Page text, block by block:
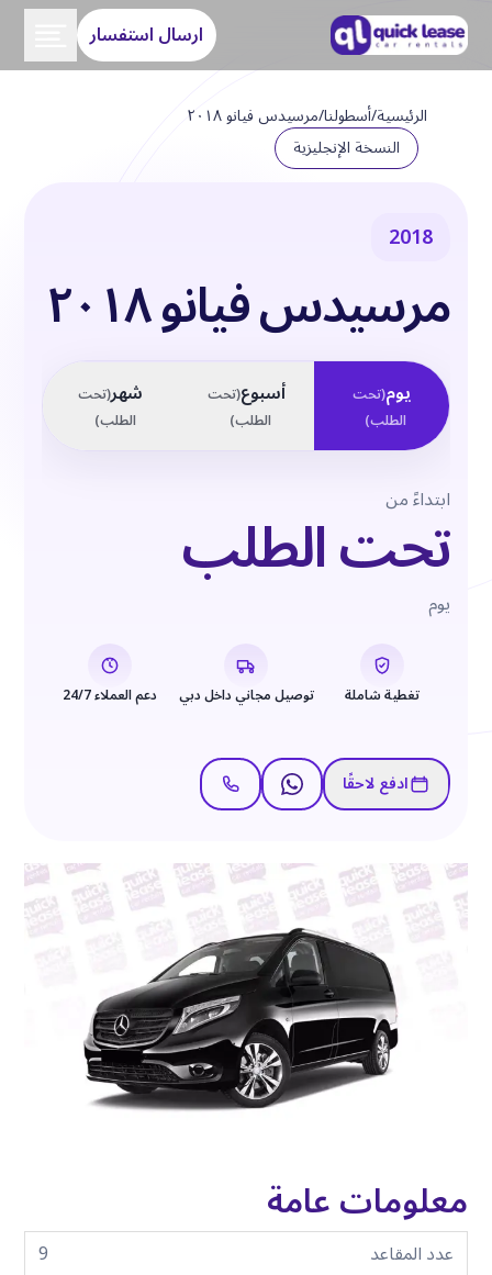
ارسال استفسار
الرئيسية/أسطولنا/مرسيدس فيانو ٢٠١٨
النسخة الإنجليزية
2018
مرسيدس فيانو ٢٠١٨
يوم(تحت
الطلب)
أسبوع(تحت
الطلب)
شهر(تحت
الطلب)
ابتداءً من
تحت الطلب
يوم
تغطية شاملة توصيل مجاني داخل دبي دعم العملاء 24/7
ادفع لاحقًا
معلومات عامة
عدد المقاعد
9